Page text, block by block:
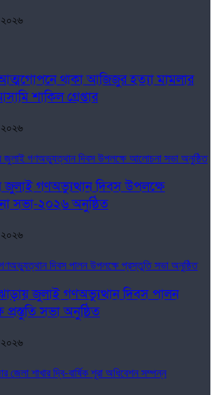
থাকা আজিজুর হত্যা মামলার
শাকিল গ্রেপ্তার
জুলাই গণঅভ্যুত্থান দিবস উপলক্ষে
সভা-২০২৬ অনুষ্ঠিত
জুলাই গণঅভ্যুত্থান দিবস পালন
সভা অনুষ্ঠিত